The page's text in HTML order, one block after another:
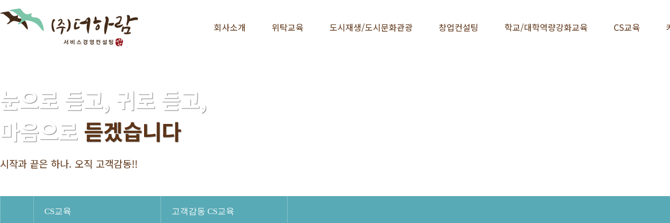
회사소개 위탁교육 도시재생/도시문화관광 창업컨설팅 학교/대학역량강화교육 CS교육
눈으로 듣고, 귀로 듣고,
마음으로 듣겠습니다
시작과 끝은 하나. 오직 고객감동!!
HOME
CS교육 고객감동 CS교육